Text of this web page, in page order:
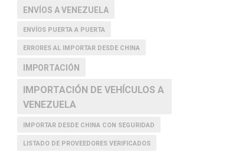
ENVÍOS A VENEZUELA
ENVÍOS PUERTA A PUERTA
ERRORES AL IMPORTAR DESDE CHINA
IMPORTACIÓN
IMPORTACIÓN DE VEHÍCULOS A
VENEZUELA
IMPORTAR DESDE CHINA CON SEGURIDAD
LISTADO DE PROVEEDORES VERIFICADOS